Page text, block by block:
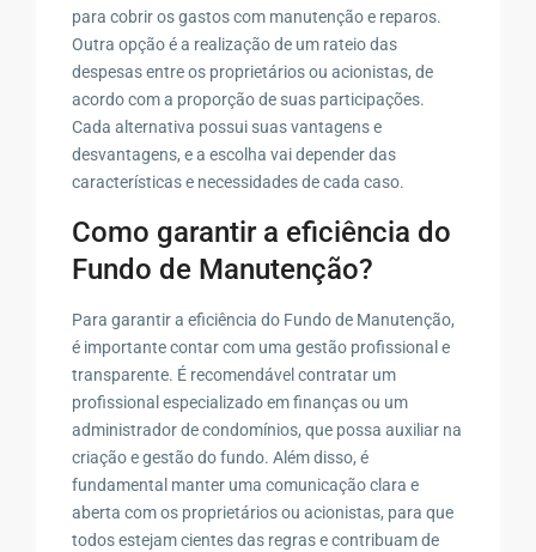
para cobrir os gastos com manutenção e reparos.
Outra opção é a realização de um rateio das
despesas entre os proprietários ou acionistas, de
acordo com a proporção de suas participações.
Cada alternativa possui suas vantagens e
desvantagens, e a escolha vai depender das
características e necessidades de cada caso.
Como garantir a eficiência do
Fundo de Manutenção?
Para garantir a eficiência do Fundo de Manutenção,
é importante contar com uma gestão profissional e
transparente. É recomendável contratar um
profissional especializado em finanças ou um
administrador de condomínios, que possa auxiliar na
criação e gestão do fundo. Além disso, é
fundamental manter uma comunicação clara e
aberta com os proprietários ou acionistas, para que
todos estejam cientes das regras e contribuam de